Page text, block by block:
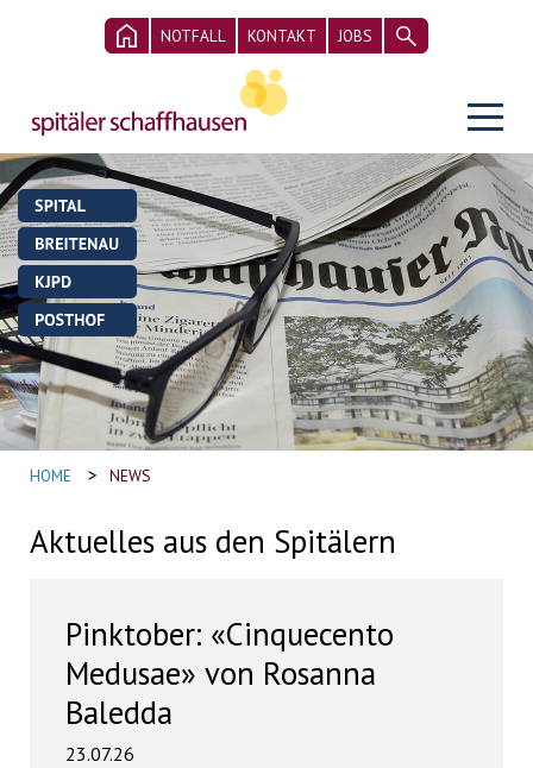
NOTFALL KONTAKT JOBS
HOME > NEWS
Aktuelles aus den Spitälern
Pinktober: «Cinquecento
Medusae» von Rosanna
Baledda
23.07.26